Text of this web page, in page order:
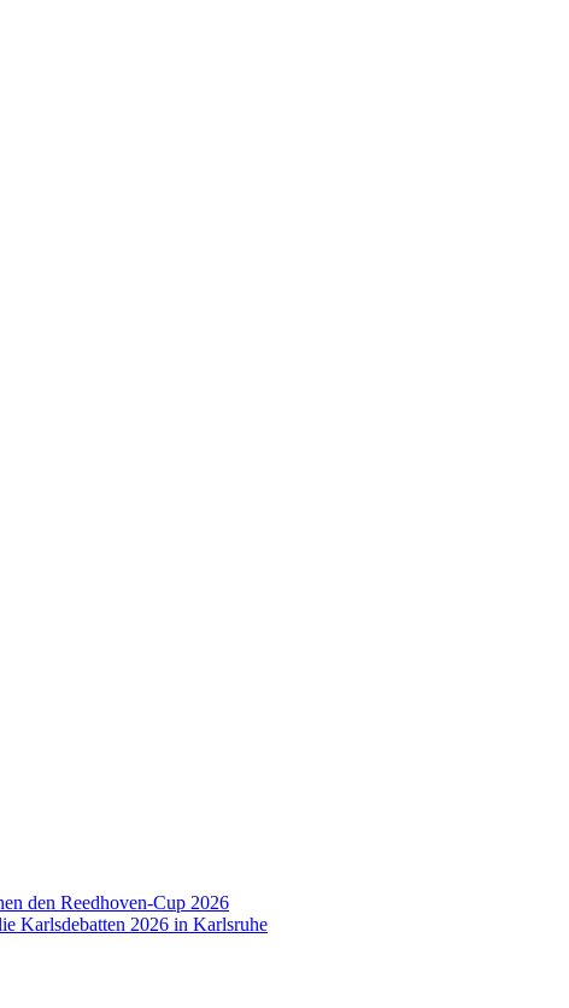
den Reedhoven-Cup 2026
Karlsdebatten 2026 in Karlsruhe